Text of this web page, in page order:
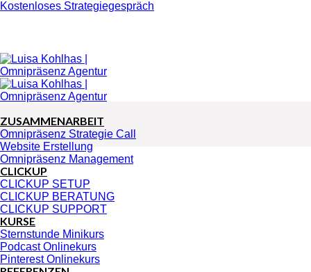
Zum
Kostenloses Strategiegespräch
ZUSAMMENARBEIT
Omnipräsenz Strategie Call
Website Erstellung
Omnipräsenz Management
CLICKUP
CLICKUP SETUP
CLICKUP BERATUNG
CLICKUP SUPPORT
KURSE
Sternstunde Minikurs
Podcast Onlinekurs
Pinterest Onlinekurs